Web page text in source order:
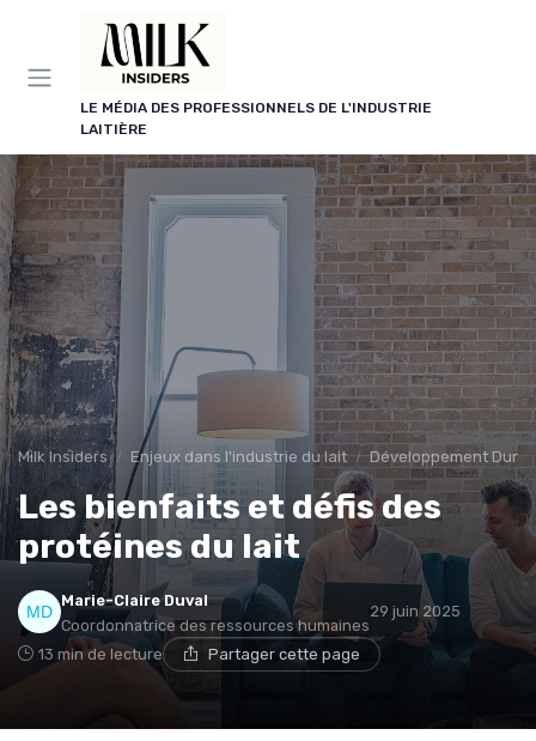
LE MÉDIA DES PROFESSIONNELS DE L'INDUSTRIE
LAITIÈRE
Milk Insiders Enjeux dans l'industrie du lait Développement
Les bienfaits et défis des
protéines du lait
Marie-Claire Duval
Coordonnatrice des ressources humaines
29 juin 2025
13 min de lecture Partager cette page